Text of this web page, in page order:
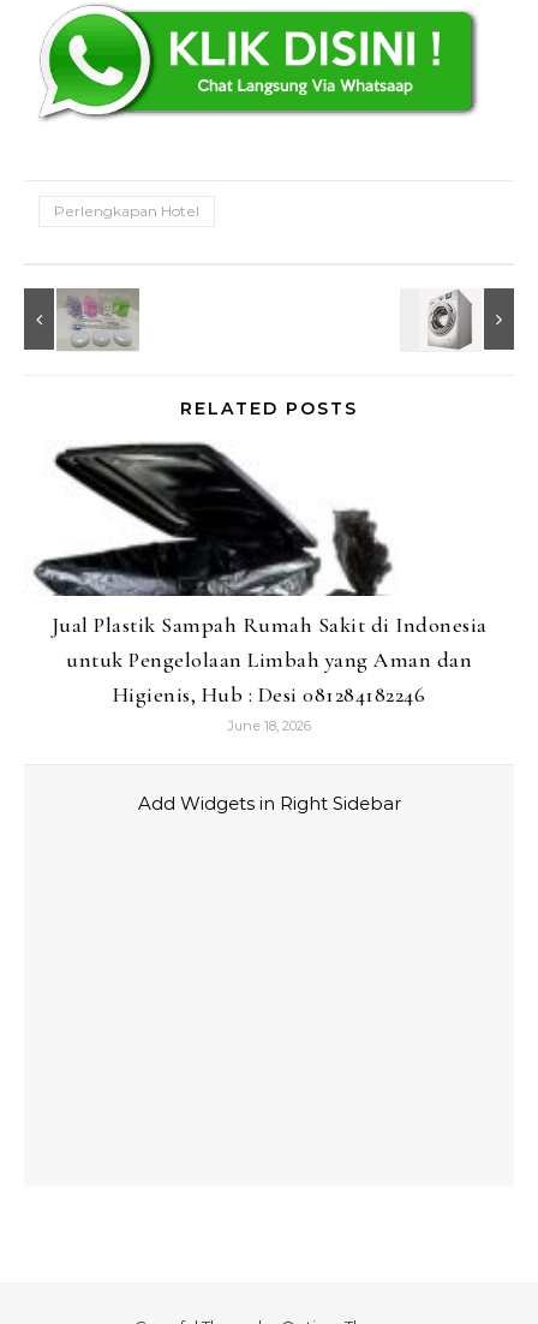
Perlengkapan Hotel
RELATED POSTS
Jual Plastik Sampah Rumah Sakit di Indonesia
untuk Pengelolaan Limbah yang Aman dan
Higienis, Hub : Desi 081284182246
June 18, 2026
Add Widgets in Right Sidebar